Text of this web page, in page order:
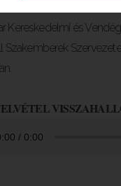
Kereskedelmi és
Szakemberek